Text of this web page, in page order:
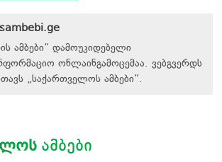
ამბები“ დამოუკიდებელი
ონლაინგამოცემაა. ვებგვერდს
„საქართველოს ამბები“.
ᲐᲛᲑᲔᲑᲘ